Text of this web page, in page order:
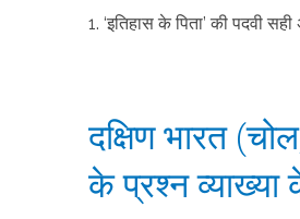
1. ‘इतिहास के पिता’ की पदवी
दक्षिण भारत
के प्रश्न